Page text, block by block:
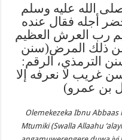
الله عليه وسلم
أجله فقال عنده
رب العرش العظيم
من ذلك المرض(سنن
الرقم: 3106، سنن الترمذي، الرقم:
غريب لا نعرفه إلا
بن عمرو)
Olemekezeka Ibnu
Mtumiki (Swalla Allaahu